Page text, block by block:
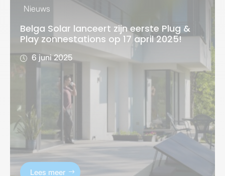
Nieuws
Belga Solar lanceert zijn eerste Plug &
Play zonnestations op 17 april 2025!
6 juni 2025
Lees meer